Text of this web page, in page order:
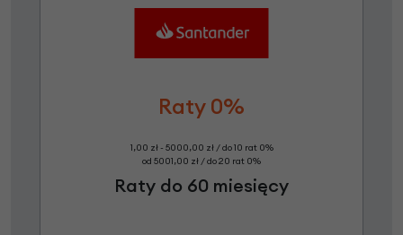
Raty 0%
1,00 zł - 5000,00 zł / do 10 rat 0%
od 5001,00 zł / do 20 rat 0%
Raty do 60 miesięcy